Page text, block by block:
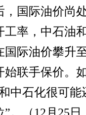
国际油价尚
工率，中石油
国际油价攀升
始联手保价。
中石化很可
”。（12月25